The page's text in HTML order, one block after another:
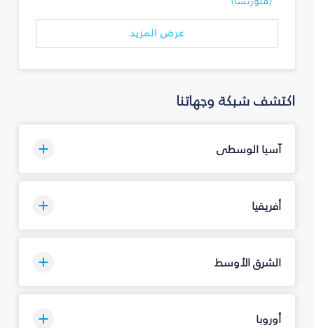
عرض المزيد
اكتشف شبكة وجهاتنا
آسيا الوسطى
أفريقيا
الشرق الأوسط
أوروبا